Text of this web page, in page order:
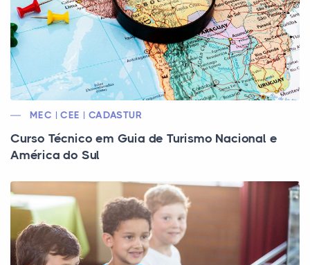
MEC | CEE | CADASTUR
Curso Técnico em Guia de Turismo Nacional e
América do Sul